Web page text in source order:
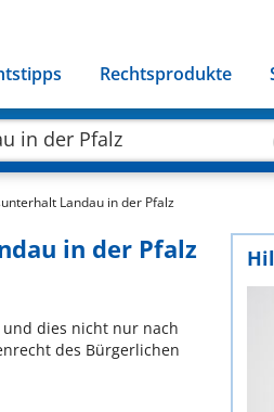
Rechtsprodukte
Landau in der Pfalz
in der Pfalz
dies nicht nur nach
des Bürgerlichen